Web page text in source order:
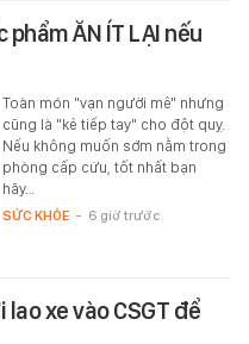
ĂN ÍT LẠI nếu
Toàn món "vạn người mê" nhưng
cũng là "kẻ tiếp tay" cho đột quỵ.
Nếu không muốn sớm nằm trong
phòng cấp cứu, tốt nhất bạn
hãy…
SỨC KHỎE - 6 giờ trước
xe vào CSGT để